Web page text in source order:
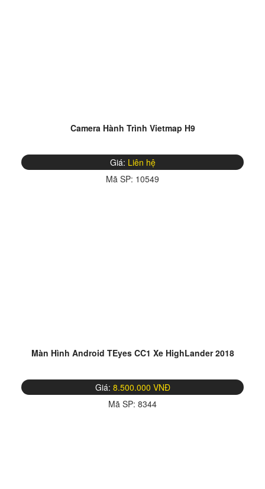
Camera Hành Trình Vietmap H9
Giá: Liên hệ
Mã SP: 10549
Màn Hình Android TEyes CC1 Xe HighLander 2018
Giá: 8.500.000 VNĐ
Mã SP: 8344